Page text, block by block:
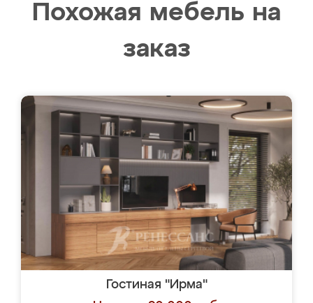
Похожая мебель на
заказ
Гостиная "Ирма"